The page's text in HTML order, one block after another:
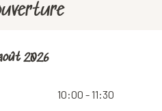
au31 août 2026
2026
10:00 - 11:30